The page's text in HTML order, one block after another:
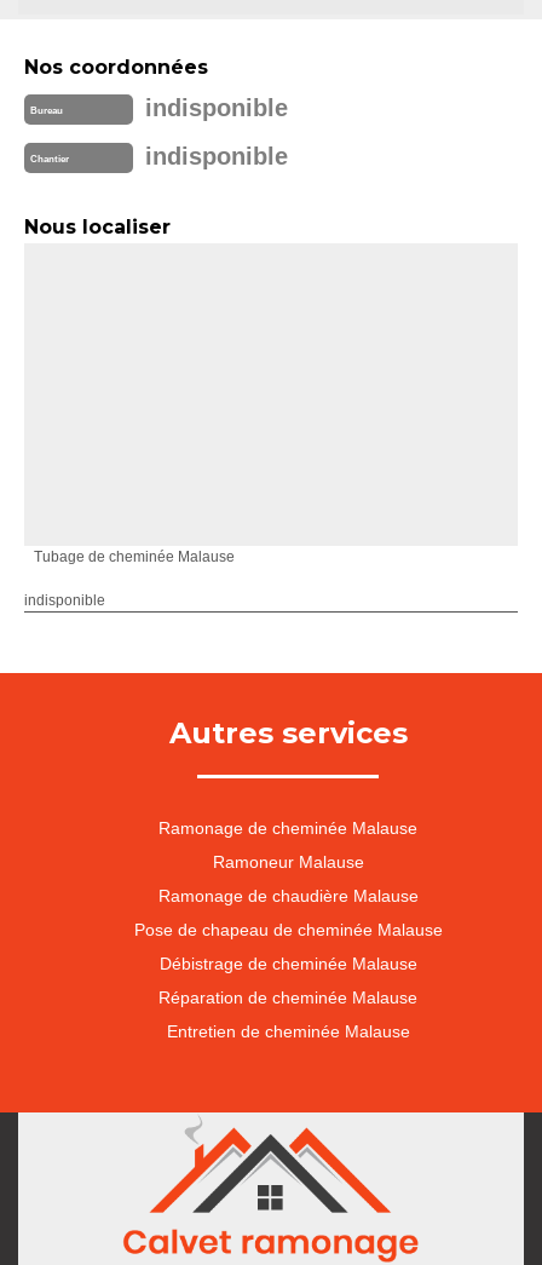
Nos coordonnées
Bureau indisponible
Chantier indisponible
Nous localiser
Tubage de cheminée Malause
indisponible
Autres services
Ramonage de cheminée Malause
Ramoneur Malause
Ramonage de chaudière Malause
Pose de chapeau de cheminée Malause
Débistrage de cheminée Malause
Réparation de cheminée Malause
Entretien de cheminée Malause